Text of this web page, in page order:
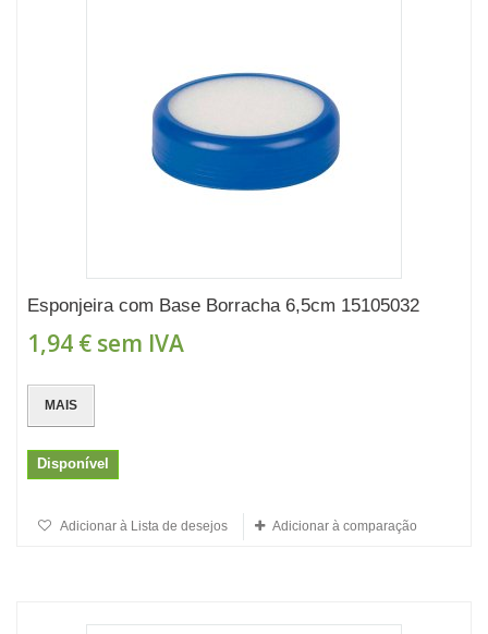
Esponjeira com Base Borracha 6,5cm 15105032
1,94 € sem IVA
MAIS
Disponível
Adicionar à Lista de desejos Adicionar à comparação